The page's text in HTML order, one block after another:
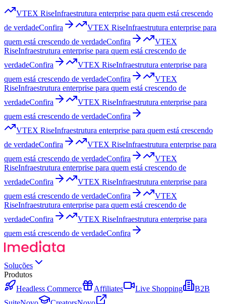
VTEX RiseInfraestrutura enterprise para quem está crescendo
de verdadeConfira VTEX RiseInfraestrutura enterprise para
quem está crescendo de verdadeConfira
VTEX
RiseInfraestrutura enterprise para quem está crescendo de
verdadeConfira VTEX RiseInfraestrutura enterprise para
quem está crescendo de verdadeConfira
VTEX
RiseInfraestrutura enterprise para quem está crescendo de
verdadeConfira VTEX RiseInfraestrutura enterprise para
quem está crescendo de verdadeConfira
VTEX RiseInfraestrutura enterprise para quem está crescendo
de verdadeConfira VTEX RiseInfraestrutura enterprise para
quem está crescendo de verdadeConfira
VTEX
RiseInfraestrutura enterprise para quem está crescendo de
verdadeConfira VTEX RiseInfraestrutura enterprise para
quem está crescendo de verdadeConfira
VTEX
RiseInfraestrutura enterprise para quem está crescendo de
verdadeConfira VTEX RiseInfraestrutura enterprise para
quem está crescendo de verdadeConfira
Soluções
Produtos
Headless Commerce
Affiliates Live Shopping
B2B